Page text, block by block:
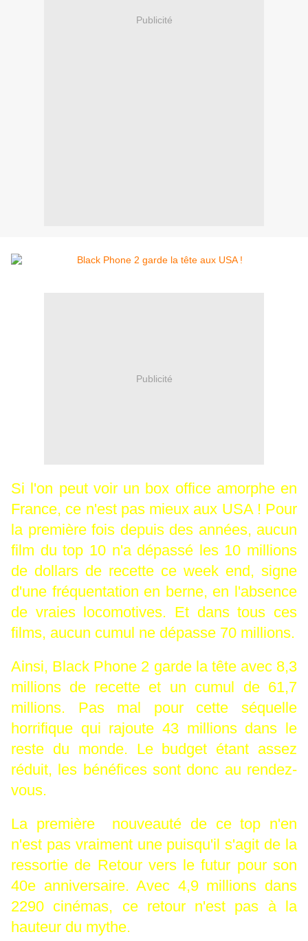
Publicité
Publicité
Si l'on peut voir un box office amorphe en
France, ce n'est pas mieux aux USA ! Pour
la première fois depuis des années, aucun
film du top 10 n'a dépassé les 10 millions
de dollars de recette ce week end, signe
d'une fréquentation en berne, en l'absence
de vraies locomotives. Et dans tous ces
films, aucun cumul ne dépasse 70 millions.
Ainsi, Black Phone 2 garde la tête avec 8,3
millions de recette et un cumul de 61,7
millions. Pas mal pour cette séquelle
horrifique qui rajoute 43 millions dans le
reste du monde. Le budget étant assez
réduit, les bénéfices sont donc au rendez-
vous.
La première nouveauté de ce top n'en
n'est pas vraiment une puisqu'il s'agit de la
ressortie de Retour vers le futur pour son
40e anniversaire. Avec 4,9 millions dans
2290 cinémas, ce retour n'est pas à la
hauteur du mythe.